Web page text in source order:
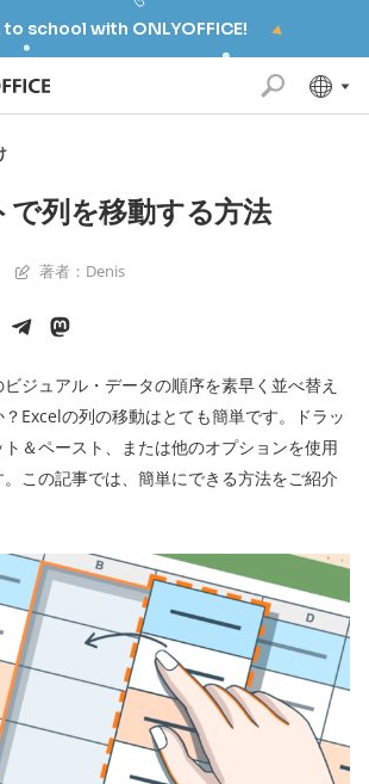
to school with ONLYOFFICE!
で列を移動する方法
著者：Denis
ジュアル・データの順序を素早く並べ替え
Excelの列の移動はとても簡単です。ドラッ
＆ペースト、または他のオプションを使用
この記事では、簡単にできる方法をご紹介